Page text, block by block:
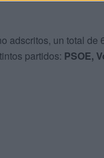
adscritos, un total de
partidos: PSOE,